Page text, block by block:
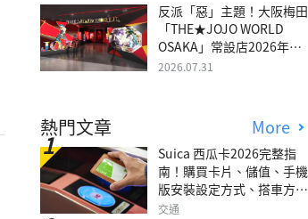
反派「惡」主題！大阪梅田
「THE★JOJO WORLD
OSAKA」常設店2026年冬
季開幕
2026.07.31
熱門文章 More
Suica 西瓜卡2026完整指
南！購買卡片、儲值、手機
版安裝設定方式、搭車方
法、常見問題解答！
交通